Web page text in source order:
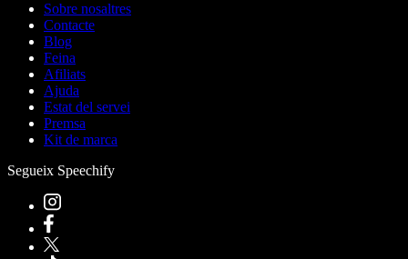
Sobre nosaltres
Contacte
Blog
Feina
Afiliats
Ajuda
Estat del servei
Premsa
Kit de marca
Segueix Speechify